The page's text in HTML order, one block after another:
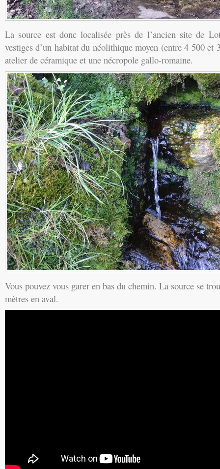
La source est donc localisée près de l’ancien site de
vestiges d’un habitat du néolithique moyen (entre 4 500 et
atelier de céramique et une nécropole gallo-romaine.
Vous pouvez vous garer en bas du chemin. La source se
mètres en aval.